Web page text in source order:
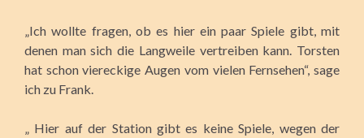
„Ich wollte fragen, ob es hier ein paar Spiele gibt, mit
denen man sich die Langweile vertreiben kann. Torsten
hat schon viereckige Augen vom vielen Fernsehen“, sage
ich zu Frank.
„ Hier auf der Station gibt es keine Spiele, wegen der